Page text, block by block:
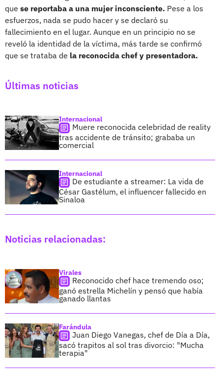
que se reportaba a una mujer inconsciente. Pese a los
esfuerzos, nada se pudo hacer y se declaró su
fallecimiento en el lugar. Aunque en un principio no se
reveló la identidad de la víctima, más tarde se confirmó
que se trataba de la reconocida chef y presentadora.
Últimas noticias
Internacional
Muere reconocida celebridad de reality
tras accidente de tránsito; grababa un
comercial
Internacional
De estudiante a streamer: La vida de
César Gastélum, el influencer fallecido en
Sinaloa
Noticias relacionadas:
Virales
Reconocido chef hace tremendo oso;
ganó estrella Michelín y pensó que había
ganado llantas
Farándula
Juan Diego Vanegas, chef de Día a Día,
sacó trapitos al sol tras divorcio: "Mucha
terapia"